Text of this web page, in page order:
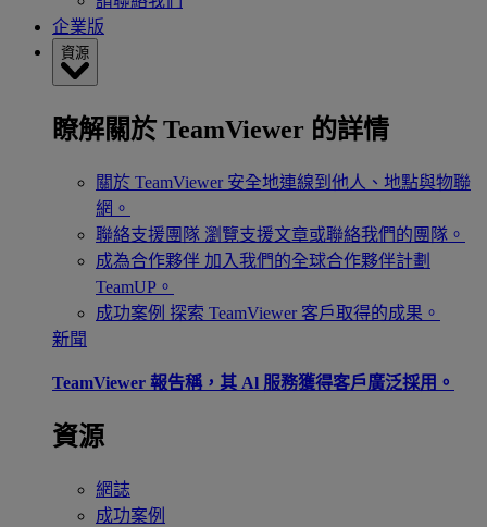
企業版
資源
瞭解關於 TeamViewer 的詳情
關於 TeamViewer 安全地連線到他人、地點與物聯
網。
聯絡支援團隊 瀏覽支援文章或聯絡我們的團隊。
成為合作夥伴 加入我們的全球合作夥伴計劃
TeamUP。
成功案例 探索 TeamViewer 客戶取得的成果。
新聞
TeamViewer 報告稱，其 Al 服務獲得客戶廣泛採用。
資源
網誌
成功案例